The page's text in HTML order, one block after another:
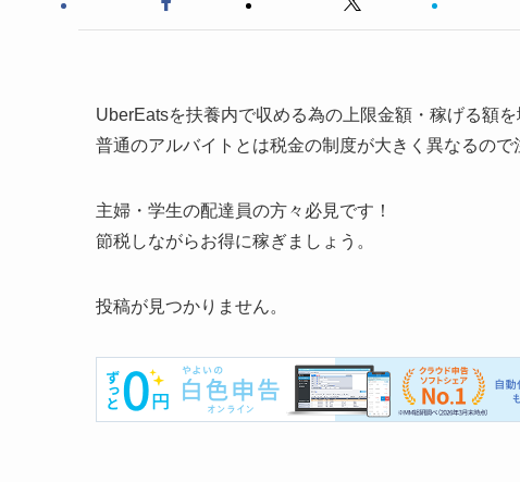
UberEatsを扶養内で収める為の上限金額・稼げる額
普通のアルバイトとは税金の制度が大きく異なるので
主婦・学生の配達員の方々必見です！
節税しながらお得に稼ぎましょう。
投稿が見つかりません。